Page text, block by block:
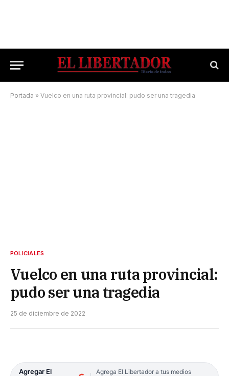
Portada » Vuelco en una ruta provincial: pudo ser una tragedia
POLICIALES
Vuelco en una ruta provincial:
pudo ser una tragedia
25 de diciembre de 2022
Agregar El
Agrega El Libertador a tus medios